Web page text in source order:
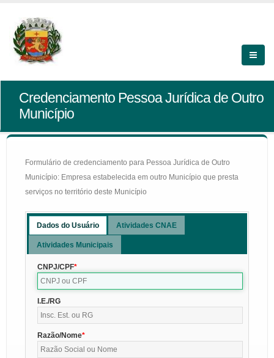
Credenciamento Pessoa Jurídica de Outro
Município
Formulário de credenciamento para Pessoa Jurídica de Outro
Município: Empresa estabelecida em outro Município que presta
serviços no território deste Município
Dados do Usuário Atividades CNAE
Atividades Municipais
CNPJ/CPF
I.E./RG
Razão/Nome